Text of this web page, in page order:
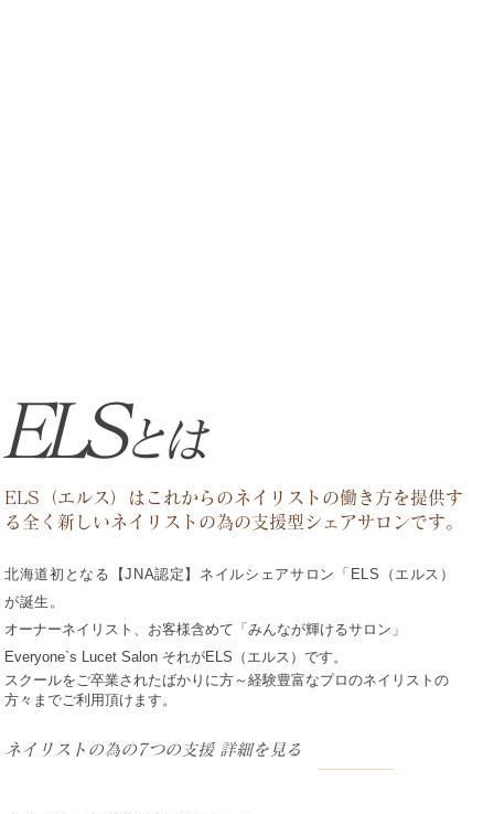
​ELSとは
​ELS（エルス）はこれからのネイリストの働き方を提供す
る全く新しいネイリストの為の支援型シェアサロンです。
北海道初となる【JNA認定】ネイルシェアサロン「ELS（エルス）
が誕生。
オーナーネイリスト、お客様含めて「みんなが輝けるサロン」
Everyone`s Lucet Salon それがELS（エルス）です。
スクールをご卒業されたばかりに方～経験豊富なプロのネイリストの
方々までご利用頂けます。
ネイリストの為の7つの支援 詳細を見る